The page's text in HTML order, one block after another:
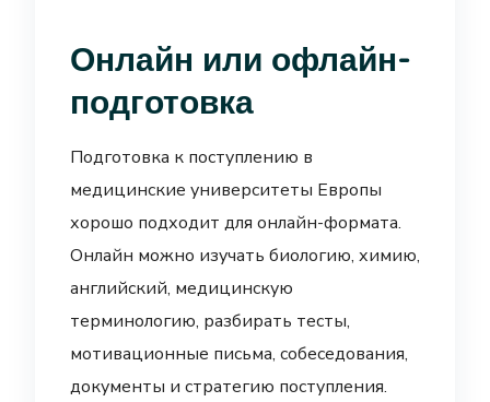
Онлайн или офлайн-
подготовка
Подготовка к поступлению в
медицинские университеты Европы
хорошо подходит для онлайн-формата.
Онлайн можно изучать биологию, химию,
английский, медицинскую
терминологию, разбирать тесты,
мотивационные письма, собеседования,
документы и стратегию поступления.